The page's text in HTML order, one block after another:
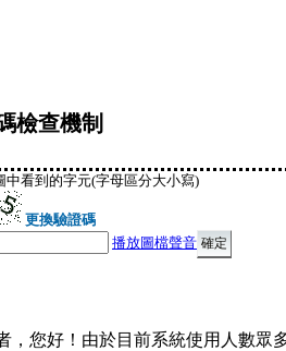
檢查機制
中看到的字元(字母區分大小寫)
更換驗證碼
播放圖檔聲音
，您好！由於目前系統使用人數眾